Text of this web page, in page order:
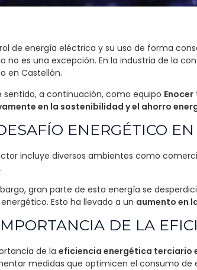
de energía eléctrica y su uso de forma
no es una excepción. En la industria de la
en Castellón.
sentido, a continuación, como equipo Enocer
en la sostenibilidad y el ahorro
ENERGÉTICO
incluye diversos ambientes como
gran parte de esta energía se
Esto ha llevado a un aumento en
DE LA
de la eficiencia energética terciario
medidas que optimicen el consumo de